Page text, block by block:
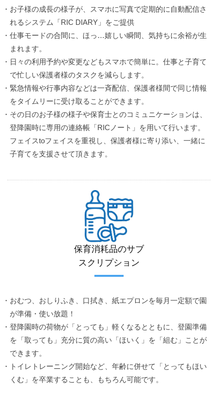
・お子様の成長の様子が、スマホに写真で定期的に自動配信さ
れるシステム「RIC DIARY」をご提供
・仕事モードの合間に、ほっ…嬉しい瞬間、気持ちに余裕が生
まれます。
・日々の利用予約や変更などもスマホで簡単に。仕事と子育て
で忙しい保護者様のタスクを減らします。
・緊急情報や行事内容などは一斉配信、保護者様間で同じ情報
をタイムリーに受け取ることができます。
・その日のお子様の様子や保育士とのコミュニケーションは、
登降園時に専用の連絡帳「RICノート」を用いて行います。
フェイスtoフェイスを重視し、保護者様に寄り添い、一緒に
子育てを支援させて頂きます。
保育消耗品のサブ
スクリプション
・おむつ、おしりふき、口拭き、紙エプロンを毎月一定額で園
が準備・使い放題！
・登降園時の荷物が「とっても」軽くなるとともに、登園準備
を「取っても」充分に質の高い「ほいく」を「組む」ことが
できます。
・トイレトレーニング開始など、年齢に併せて「とってもほい
くむ」を卒業することも、もちろん可能です。